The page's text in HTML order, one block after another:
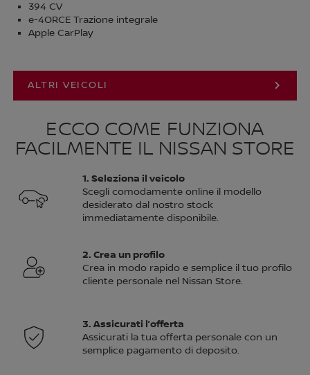
394 CV
e-4ORCE Trazione integrale
Apple CarPlay
ALTRI VEICOLI
ECCO COME FUNZIONA
FACILMENTE IL NISSAN STORE
1. Seleziona il veicolo
Scegli comodamente online il modello
desiderato dal nostro stock
immediatamente disponibile.
2. Crea un profilo
Crea in modo rapido e semplice il tuo profilo
cliente personale nel Nissan Store.
3. Assicurati l’offerta
Assicurati la tua offerta personale con un
semplice pagamento di deposito.